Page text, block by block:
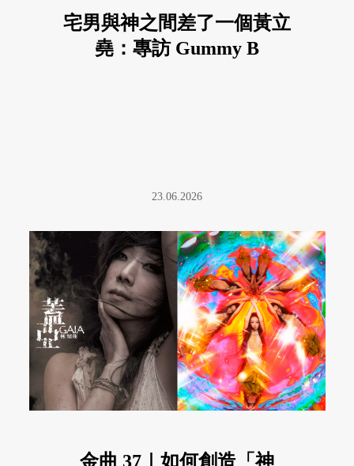
宅男與神之間差了一個黃立
堯：專訪 Gummy B
23.06.2026
金曲 37｜如何創造「神